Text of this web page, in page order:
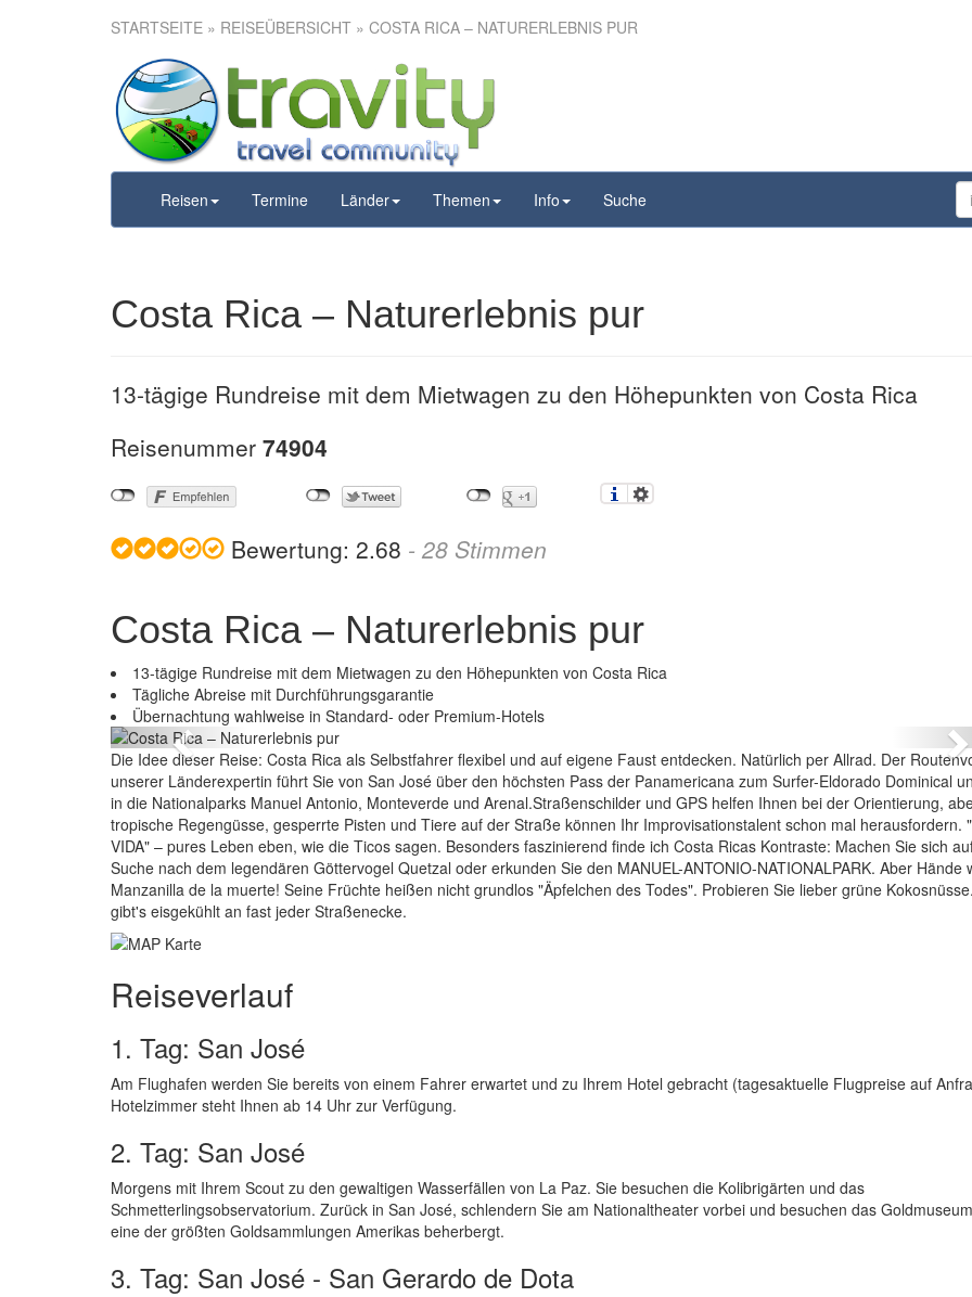
STARTSEITE » REISEÜBERSICHT » COSTA RICA – NATURERLEBNIS PUR
Reisen Termine Länder Themen Info Suche
Costa Rica – Naturerlebnis pur
Costa Rica – Naturerlebnis pur
13-tägige Rundreise mit dem Mietwagen zu den Höhepunkten von Costa Rica
Reisenummer 74904
Bewertung: 2.68 - 28 Stimmen
Costa Rica – Naturerlebnis pur
13-tägige Rundreise mit dem Mietwagen zu den Höhepunkten von Costa Rica
Tägliche Abreise mit Durchführungsgarantie
Übernachtung wahlweise in Standard- oder Premium-Hotels
Costa Rica – Naturerlebnis pur
Previous
Die Idee dieser Reise: Costa Rica als Selbstfahrer flexibel und auf eigene Faust entdecken. Natürlich per Allrad. Der
unserer Länderexpertin führt Sie von San José über den höchsten Pass der Panamericana zum Surfer-Eldorado Dominical
in die Nationalparks Manuel Antonio, Monteverde und Arenal.Straßenschilder und GPS helfen Ihnen bei der Orientierung,
tropische Regengüsse, gesperrte Pisten und Tiere auf der Straße können Ihr Improvisationstalent schon mal herausfordern.
VIDA" – pures Leben eben, wie die Ticos sagen. Besonders faszinierend finde ich Costa Ricas Kontraste: Machen Sie sich
Suche nach dem legendären Göttervogel Quetzal oder erkunden Sie den MANUEL-ANTONIO-NATIONALPARK. Aber Hände
Manzanilla de la muerte! Seine Früchte heißen nicht grundlos "Äpfelchen des Todes". Probieren Sie lieber grüne
gibt's eisgekühlt an fast jeder Straßenecke.
Reiseverlauf
1. Tag: San José
Am Flughafen werden Sie bereits von einem Fahrer erwartet und zu Ihrem Hotel gebracht (tagesaktuelle Flugpreise auf
Hotelzimmer steht Ihnen ab 14 Uhr zur Verfügung.
2. Tag: San José
Morgens mit Ihrem Scout zu den gewaltigen Wasserfällen von La Paz. Sie besuchen die Kolibrigärten und das
Schmetterlingsobservatorium. Zurück in San José, schlendern Sie am Nationaltheater vorbei und besuchen das
eine der größten Goldsammlungen Amerikas beherbergt.
3. Tag: San José - San Gerardo de Dota